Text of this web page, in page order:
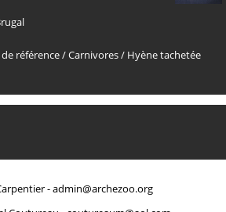
référence/Carnivores/ Hyène tachetée
-admin@archezoo.org